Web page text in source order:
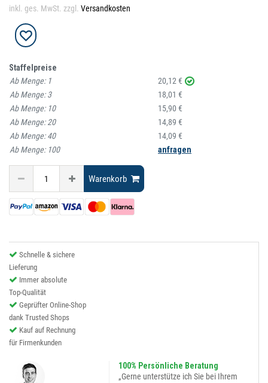
inkl. ges. MwSt. zzgl. Versandkosten
Staffelpreise
Ab Menge: 1
20,12 €
Ab Menge:3
18,01 €
Ab Menge: 10
15,90 €
Ab Menge:20
14,89 €
Ab Menge:40
14,09 €
Ab Menge: 100 anfragen
Warenkorb
Schnelle & sichere
Lieferung
Immer absolute
Top-Qualität
Geprüfter Online-Shop
dank Trusted Shops
Kauf auf Rechnung
für Firmenkunden
100% Persönliche Beratung
„Gerne unterstütze ich Sie bei Ihrem